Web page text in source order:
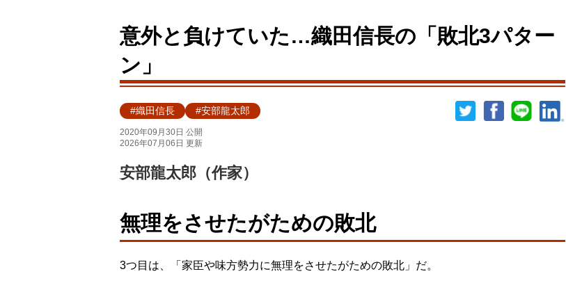
意外と負けていた…織田信長の「敗北3パター
ン」
#織田信長 #安部龍太郎
2020年09月30日 公開
2026年07月06日 更新
安部龍太郎（作家）
無理をさせたがための敗北
3つ目は、「家臣や味方勢力に無理をさせたがための敗北」だ。